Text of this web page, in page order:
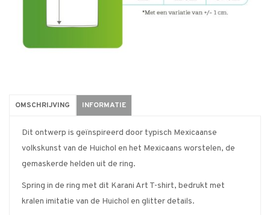
OMSCHRIJVING INFORMATIE
Dit ontwerp is geïnspireerd door typisch Mexicaanse
volkskunst van de Huichol en het Mexicaans worstelen, de
gemaskerde helden uit de ring.
Spring in de ring met dit Karani Art T-shirt, bedrukt met
kralen imitatie van de Huichol en glitter details.